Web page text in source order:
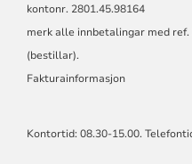
kontonr. 2801.45.98164
merk alle innbetalingar med ref.
(bestillar).
Fakturainformasjon
Kontortid: 08.30-15.00.